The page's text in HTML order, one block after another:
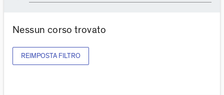
Nessun corso trovato
REIMPOSTA FILTRO